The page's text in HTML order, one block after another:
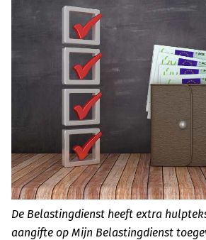
De Belastingdienst heeft extra
aangifte op Mijn Belastingdienst